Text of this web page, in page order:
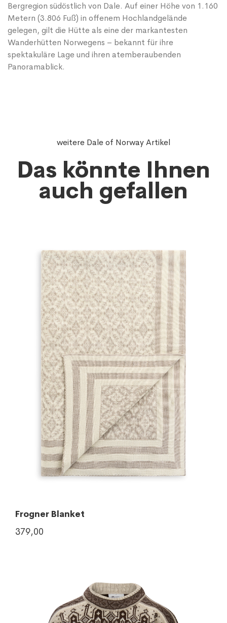
Bergregion südöstlich von Dale. Auf einer Höhe von 1.160
Metern (3.806 Fuß) in offenem Hochlandgelände
gelegen, gilt die Hütte als eine der markantesten
Wanderhütten Norwegens – bekannt für ihre
spektakuläre Lage und ihren atemberaubenden
Panoramablick.
weitere Dale of Norway Artikel
Das könnte Ihnen
auch gefallen
Frogner Blanket
379,00